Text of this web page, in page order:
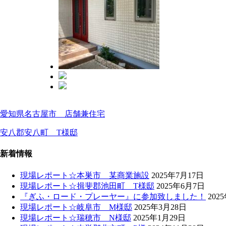
愛知県名古屋市 店舗兼住宅
安八郡安八町 T様邸
新着情報
現場レポート☆本巣市 某商業施設 2025年7月17日
現場レポート☆揖斐郡池田町 T様邸 2025年6月7日
『ぎふ・ロード・プレーヤー』に参加致しました！
現場レポート☆岐阜市 M様邸 2025年3月28日
現場レポート☆瑞穂市 N様邸 2025年1月29日